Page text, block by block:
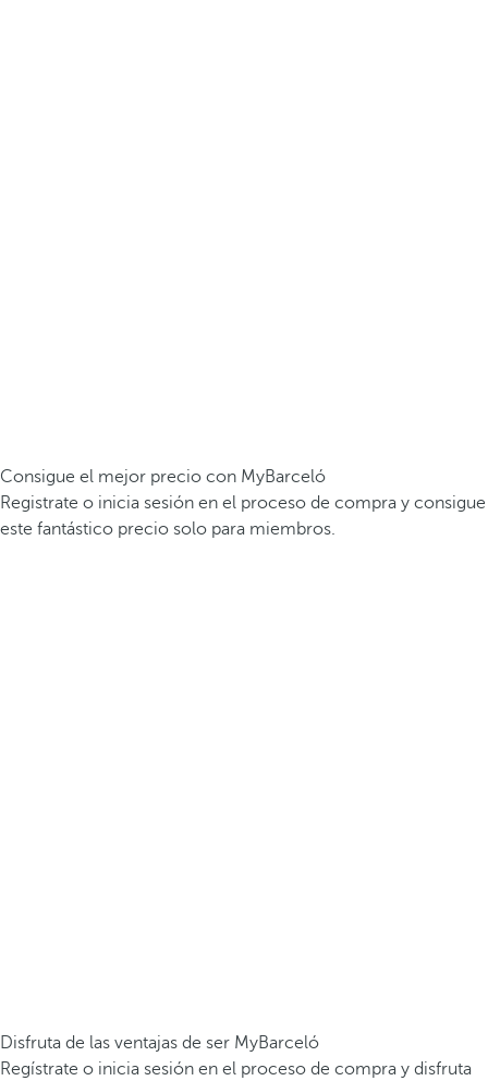
Consigue el mejor precio con MyBarceló
Registrate o inicia sesión en el proceso de compra y consigue
este fantástico precio solo para miembros.
Disfruta de las ventajas de ser MyBarceló
Regístrate o inicia sesión en el proceso de compra y disfruta